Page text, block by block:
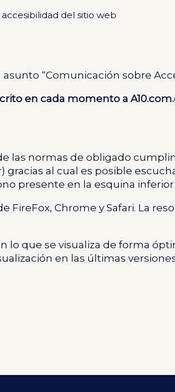
del sitio web
“Comunicación sobre
en cada momento a
las normas de obligado
) gracias al cual es posible
presente en la esquina
FireFox, Chrome y Safari. La
lo que se visualiza de forma
en las últimas